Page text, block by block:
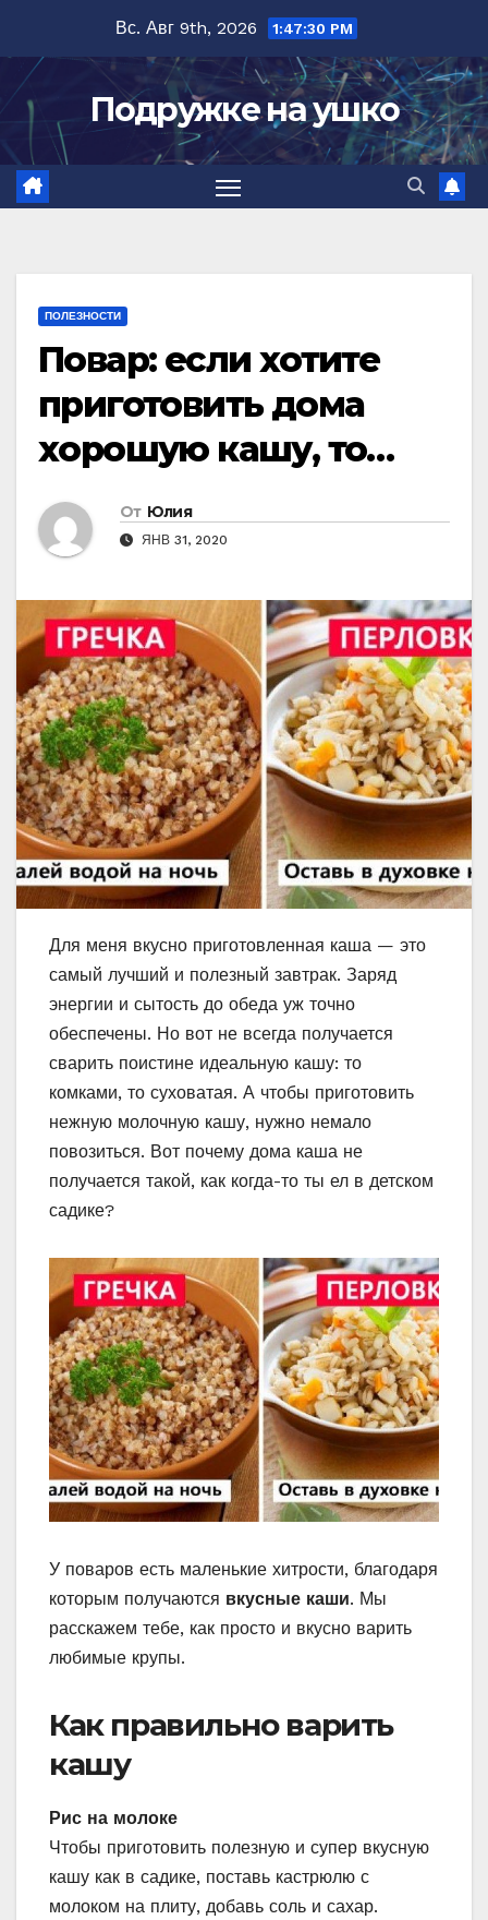
содержимому
Вс. Авг 9th, 2026 1:47:31 PM
Подружке на ушко
ПОЛЕЗНОСТИ
Повар: если хотите
приготовить дома
хорошую кашу, то…
От Юлия
ЯНВ 31, 2020
Для меня вкусно приготовленная каша — это
самый лучший и полезный завтрак. Заряд
энергии и сытость до обеда уж точно
обеспечены. Но вот не всегда получается
сварить поистине идеальную кашу: то
комками, то суховатая. А чтобы приготовить
нежную молочную кашу, нужно немало
повозиться. Вот почему дома каша не
получается такой, как когда-то ты ел в детском
садике?
У поваров есть маленькие хитрости, благодаря
которым получаются вкусные каши. Мы
расскажем тебе, как просто и вкусно варить
любимые крупы.
Как правильно варить
кашу
Рис на молоке
Чтобы приготовить полезную и супер вкусную
кашу как в садике, поставь кастрюлю с
молоком на плиту, добавь соль и сахар.